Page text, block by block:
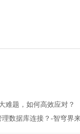
难题，如何高效应对？
数据库连接？-智穹界